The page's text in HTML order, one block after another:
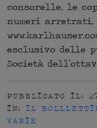
consorelle, le
numeri
esclusivo delle
Società
PUBBLICATO IL:
IN: IL
VARIE